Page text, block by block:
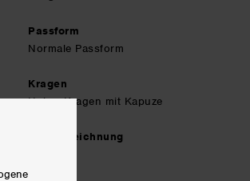
Passform
Normale Passform
Kragen
Hoher Kragen mit Kapuze
Farbbezeichnung